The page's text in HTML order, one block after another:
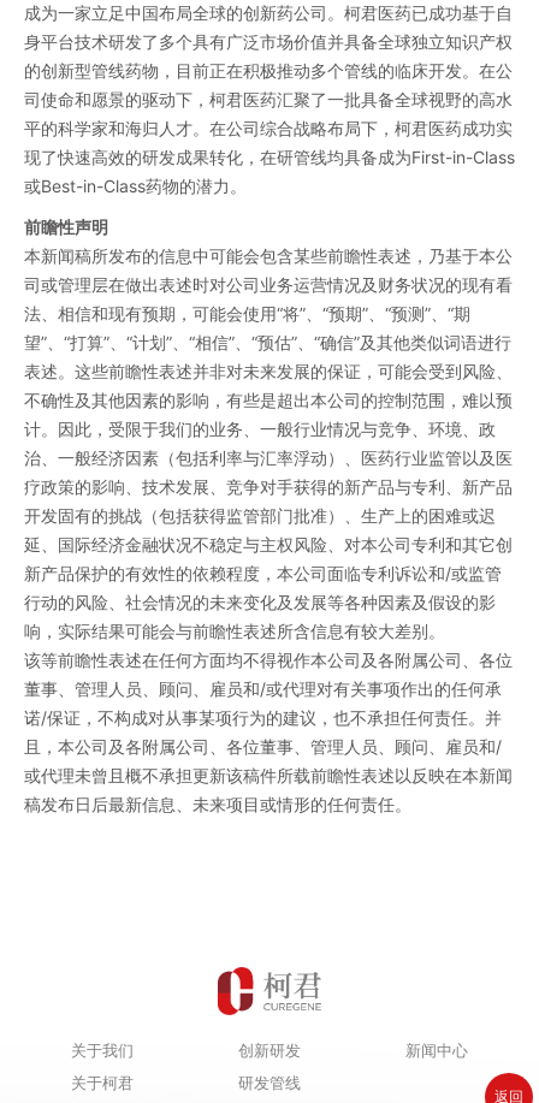
成为一家立足中国布局全球的创新药公司。柯君医药已成功基于自
身平台技术研发了多个具有广泛市场价值并具备全球独立知识产权
的创新型管线药物，目前正在积极推动多个管线的临床开发。在公
司使命和愿景的驱动下，柯君医药汇聚了一批具备全球视野的高水
平的科学家和海归人才。在公司综合战略布局下，柯君医药成功实
现了快速高效的研发成果转化，在研管线均具备成为First-in-Class
或Best-in-Class药物的潜力。
前瞻性声明
本新闻稿所发布的信息中可能会包含某些前瞻性表述，乃基于本公
司或管理层在做出表述时对公司业务运营情况及财务状况的现有看
法、相信和现有预期，可能会使用“将”、“预期”、“预测”、“期
望”、“打算”、“计划”、“相信”、“预估”、“确信”及其他类似词语进行
表述。这些前瞻性表述并非对未来发展的保证，可能会受到风险、
不确性及其他因素的影响，有些是超出本公司的控制范围，难以预
计。因此，受限于我们的业务、一般行业情况与竞争、环境、政
治、一般经济因素（包括利率与汇率浮动）、医药行业监管以及医
疗政策的影响、技术发展、竞争对手获得的新产品与专利、新产品
开发固有的挑战（包括获得监管部门批准）、生产上的困难或迟
延、国际经济金融状况不稳定与主权风险、对本公司专利和其它创
新产品保护的有效性的依赖程度，本公司面临专利诉讼和/或监管
行动的风险、社会情况的未来变化及发展等各种因素及假设的影
响，实际结果可能会与前瞻性表述所含信息有较大差别。
该等前瞻性表述在任何方面均不得视作本公司及各附属公司、各位
董事、管理人员、顾问、雇员和/或代理对有关事项作出的任何承
诺/保证，不构成对从事某项行为的建议，也不承担任何责任。并
且，本公司及各附属公司、各位董事、管理人员、顾问、雇员和/
或代理未曾且概不承担更新该稿件所载前瞻性表述以反映在本新闻
稿发布日后最新信息、未来项目或情形的任何责任。
返回
关于我们
关于柯君
创新研发
研发管线
新闻中心